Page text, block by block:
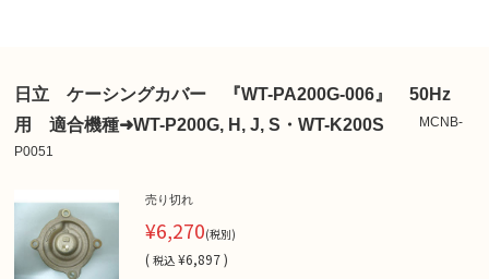
日立 ケーシングカバー 『WT-PA200G-006』 50Hz
用 適合機種➜WT-P200G, H, J, S・WT-K200S
MCNB-
P0051
売り切れ
¥6,270(税別)
( 税込 ¥6,897 )